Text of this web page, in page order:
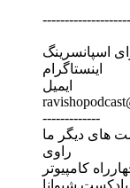
اسپانسرینگ
اینستاگرام
ایمیل
-------------
های دیگر ما
راوی
کامپیوتر